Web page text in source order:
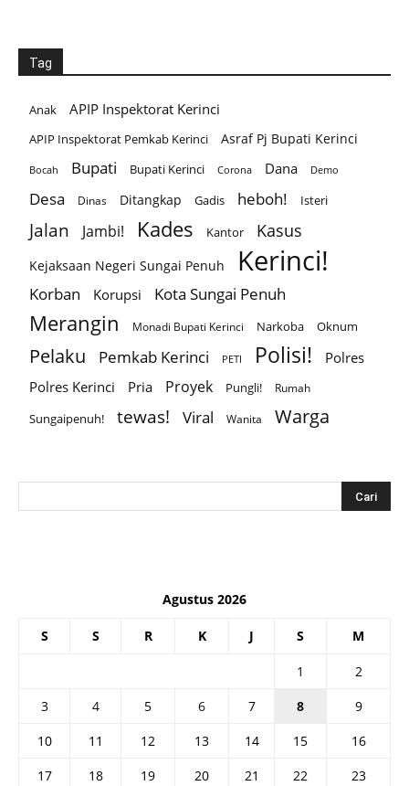
Tag
Anak APIP Inspektorat Kerinci
APIP Inspektorat Pemkab Kerinci Asraf Pj Bupati Kerinci
Bocah Bupati Bupati Kerinci Corona Dana Demo
Desa Dinas Ditangkap Gadis heboh! Isteri
Jalan Jambi! Kades Kantor Kasus
Kejaksaan Negeri Sungai Penuh Kerinci!
Korban Korupsi Kota Sungai Penuh
Merangin Monadi Bupati Kerinci Narkoba Oknum
Pelaku Pemkab Kerinci PETI Polisi!
Polres
Polres Kerinci
Pria Proyek Pungli! Rumah
Sungaipenuh! tewas! Viral Wanita Warga
Agustus 2026
S S R K J S M
1
2
3
4 5 6 7 8
9
10
11 12 13 14 15
16
17
18 19 20 21 22
23